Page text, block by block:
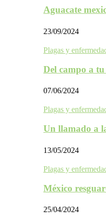
Aguacate
23/09/2024
Plagas y
Del campo a
07/06/2024
Plagas y
Un llamado a
13/05/2024
Plagas y
México
25/04/2024